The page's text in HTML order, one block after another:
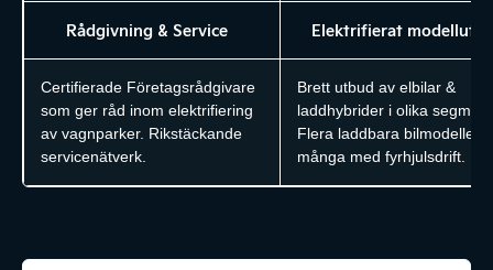
Rådgivning & Service Elektrifierat
Certifierade Företagsrådgivare
som ger råd inom elektrifiering
av vagnparker. Rikstäckande
servicenätverk.
Brett utbud av elbilar &
laddhybrider i olika
Flera laddbara bilmodeller,
många med fyrhjulsdrift.